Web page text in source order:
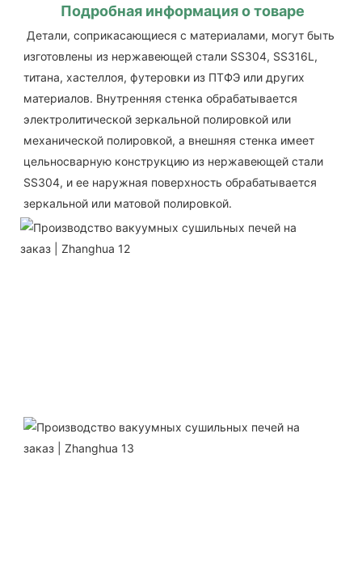
Подробная информация о товаре
Детали, соприкасающиеся с материалами, могут быть
изготовлены из нержавеющей стали SS304, SS316L,
титана, хастеллоя, футеровки из ПТФЭ или других
материалов. Внутренняя стенка обрабатывается
электролитической зеркальной полировкой или
механической полировкой, а внешняя стенка имеет
цельносварную конструкцию из нержавеющей стали
SS304, и ее наружная поверхность обрабатывается
зеркальной или матовой полировкой.